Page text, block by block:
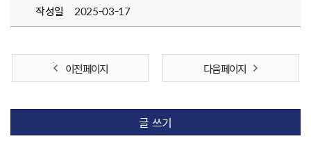
작성일
2025-03-17
이전 페이지 다음 페이지
글 쓰기